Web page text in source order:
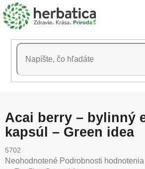
Prejsť
na
obsah
Acai berry – bylinný
kapsúl – Green idea
5702
Priemerné
Neohodnotené Podrobnosti hodnotenia